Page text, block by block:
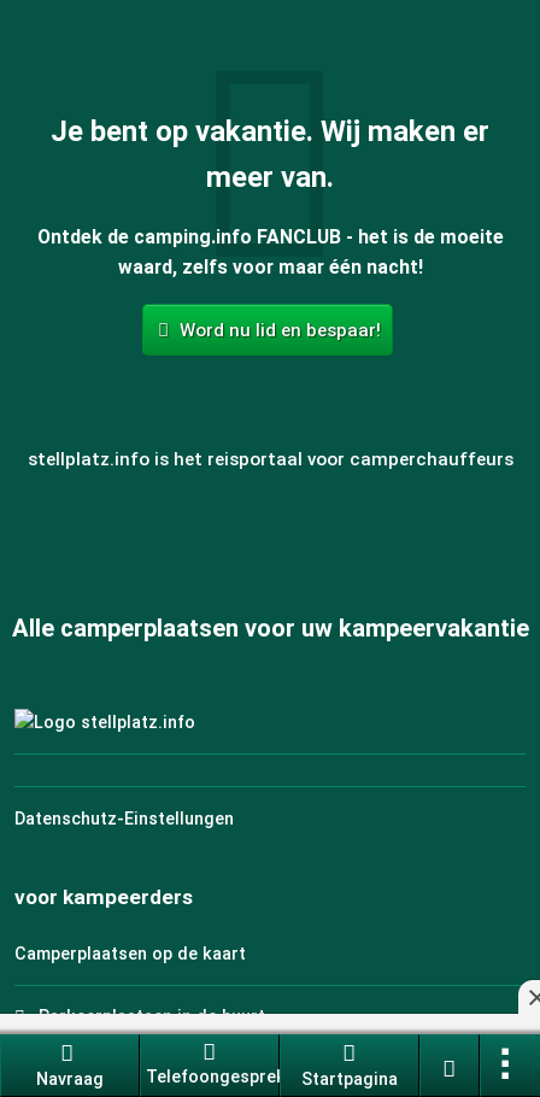
Navraag Telefoongesprek Startpagina
Je bent op vakantie. Wij maken er
meer van.
Ontdek de camping.info FANCLUB - het is de moeite
waard, zelfs voor maar één nacht!
Word nu lid en bespaar!
stellplatz.info is het reisportaal voor camperchauffeurs
Alle camperplaatsen voor uw kampeervakantie
Datenschutz-Einstellungen
voor kampeerders
Camperplaatsen op de kaart
Parkeerplaatsen in de buurt
Vind parkeerplaatsen voor uw camper